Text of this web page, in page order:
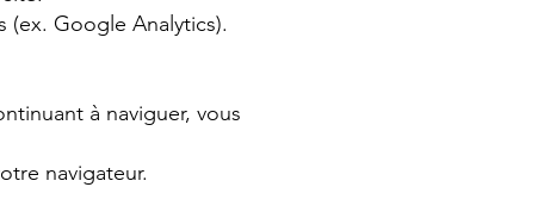
(ex. Google Analytics).
à naviguer, vous
navigateur.